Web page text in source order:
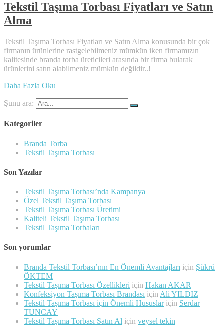
Tekstil Taşıma Torbası Fiyatları ve Satın
Alma
Tekstil Taşıma Torbası Fiyatları ve Satın Alma konusunda bir çok
firmanın ürünlerine rastgelebilmeniz mümkün iken firmamızın
kalitesinde branda torba üreticileri arasında bir firma bularak
ürünlerini satın alabilmeniz mümkün değildir..!
Daha Fazla Oku
Şunu ara:
Kategoriler
Branda Torba
Tekstil Taşıma Torbası
Son Yazılar
Tekstil Taşıma Torbası’nda Kampanya
Özel Tekstil Taşıma Torbası
Tekstil Taşıma Torbası Üretimi
Kaliteli Tekstil Taşıma Torbası
Tekstil Taşıma Torbaları
Son yorumlar
Branda Tekstil Torbası’nın En Önemli Avantajları için Şükrü
ÖKTEM
Tekstil Taşıma Torbası Özellikleri için Hakan AKAR
Konfeksiyon Taşıma Torbası Brandası için Ali YILDIZ
Tekstil Taşıma Torbası için Önemli Hususlariçin Serdar
TUNCAY
Tekstil Taşıma Torbası Satın Al için veysel tekin